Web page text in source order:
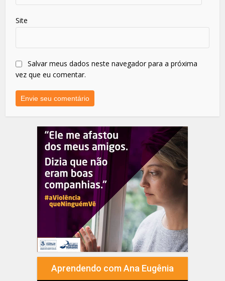
Site
Salvar meus dados neste navegador para a próxima
vez que eu comentar.
Aprendendo com Ana Eugênia